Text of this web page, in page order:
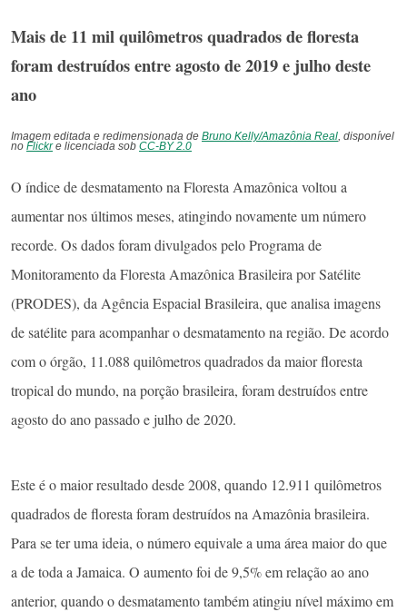
Mais de 11 mil quilômetros quadrados de floresta
foram destruídos entre agosto de 2019 e julho deste
ano
Imagem editada e redimensionada de Bruno Kelly/Amazônia Real , disponível
no Flickre licenciada sob CC-BY 2.0
O índice de desmatamento na Floresta Amazônica voltou a
aumentar nos últimos meses, atingindo novamente um número
recorde. Os dados foram divulgados pelo Programa de
Monitoramento da Floresta Amazônica Brasileira por Satélite
(PRODES), da Agência Espacial Brasileira, que analisa imagens
de satélite para acompanhar o desmatamento na região. De acordo
com o órgão, 11.088 quilômetros quadrados da maior floresta
tropical do mundo, na porção brasileira, foram destruídos entre
agosto do ano passado e julho de 2020.
Este é o maior resultado desde 2008, quando 12.911 quilômetros
quadrados de floresta foram destruídos na Amazônia brasileira.
Para se ter uma ideia, o número equivale a uma área maior do que
a de toda a Jamaica. O aumento foi de 9,5% em relação ao ano
anterior, quando o desmatamento também atingiu nível máximo em